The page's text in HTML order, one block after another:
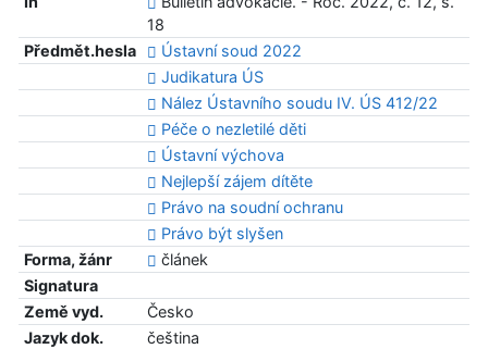
18
Předmět.hesla
Ústavní soud 2022
Judikatura ÚS
Nález Ústavního soudu IV. ÚS 412/22
Péče o nezletilé děti
Ústavní výchova
Nejlepší zájem dítěte
Právo na soudní ochranu
Právo být slyšen
Forma, žánr
článek
Signatura
Země vyd.
Česko
Jazyk dok.
čeština